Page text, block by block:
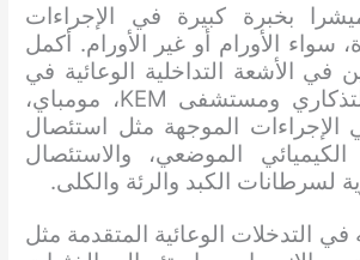
بخبرة كبيرة في الإجراءات
سواء الأورام أو غير الأورام. أكمل
في الأشعة التداخلية الوعائية في
مستشفى تاتا التذكاري ومستشفى KEM، مومباي،
الموجهة مثل استئصال
الكيميائي الموضعي، والاستئصال
لسرطانات الكبد والرئة والكلى.
التدخلات الوعائية المتقدمة مثل